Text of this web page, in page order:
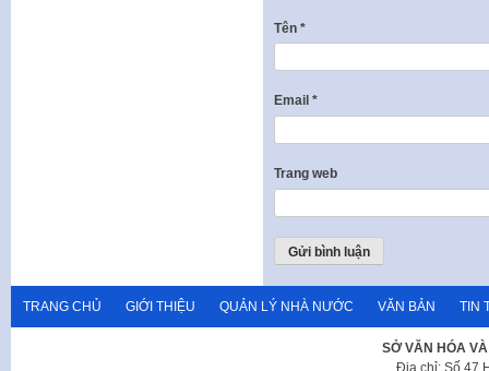
Tên *
Email *
Trang web
TRANG CHỦ GIỚI THIỆU QUẢN LÝ NHÀ NƯỚC VĂN BẢN TIN
SỞ VĂN HÓA
Địa chỉ: Số 47